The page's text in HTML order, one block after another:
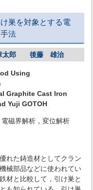
巣を対象とする電
法
太郎 後藤 雄治
Using
Graphite Cast Iron
Yuji GOTOH
磁界解析，変位解析
れた鋳造材としてクラン
械部品などに使われてい
材と比較して，引け巣と